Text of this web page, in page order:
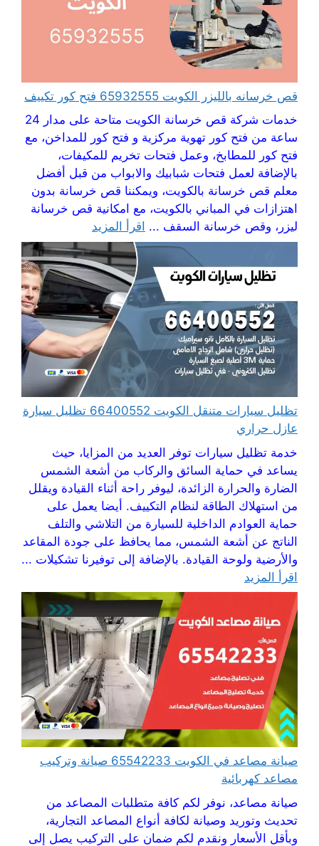
قص خرسانه بالليزر الكويت 65932555 فتح كور تكييف
خدمات شركة قص خرسانة الكويت متاحة على مدار 24
ساعة من فتح كور تهوية مركزية و فتح كور للمداخن، مع
فتح كور للمطابخ، وعمل فتحات تخريم للمكيفات،
بالإضافة لعمل فتحات شبابيك والابواب من قبل أفضل
معلم قص خرسانة بالكويت، ويمكننا قص خرسانة بدون
اهتزازات في المباني بالكويت، مع امكانية قص خرسانة
ليزر، وقص خرسانة السقف ... اقرأ المزيد
تظليل سيارات متنقل الكويت 66400552 تظليل سيارة
عازل حراري
خدمة تظليل سيارات توفر العديد من المزايا، حيث
يساعد في حماية السائق والركاب من أشعة الشمس
الضارة والحرارة الزائدة، ليوفر راحة أثناء القيادة ويقلل
من استهلاك الطاقة لنظام التكييف. أيضا يعمل على
حماية العوادم الداخلية للسيارة من التلاشي والتلف
الناتج عن أشعة الشمس، مما يحافظ على جودة المقاعد
والأرضية ولوحة القيادة. بالإضافة إلى توفيرنا تشكيلات ...
اقرأ المزيد
صيانة مصاعد في الكويت 65542233 صيانة وتركيب
مصاعد كهربائية
صيانة مصاعد، نوفر لكم كافة متطلبات المصاعد من
تحديث وتوريد وصيانة لكافة أنواع المصاعد التجارية،
وبأقل الأسعار ونقدم لكم ضمان على التركيب يصل إلى